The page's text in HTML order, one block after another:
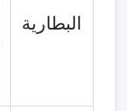
البطارية